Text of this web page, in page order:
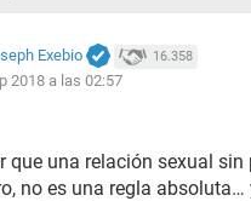
Exebio 16.358
2018 a las 02:57
que una relación sexual
no es una regla